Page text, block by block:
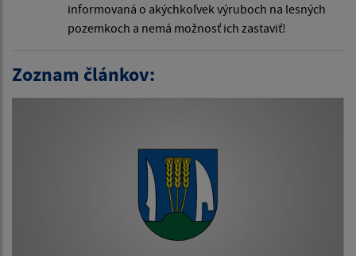
informovaná o akýchkoľvek výruboch na lesných
pozemkoch a nemá možnosť ich zastaviť!
Zoznam článkov: